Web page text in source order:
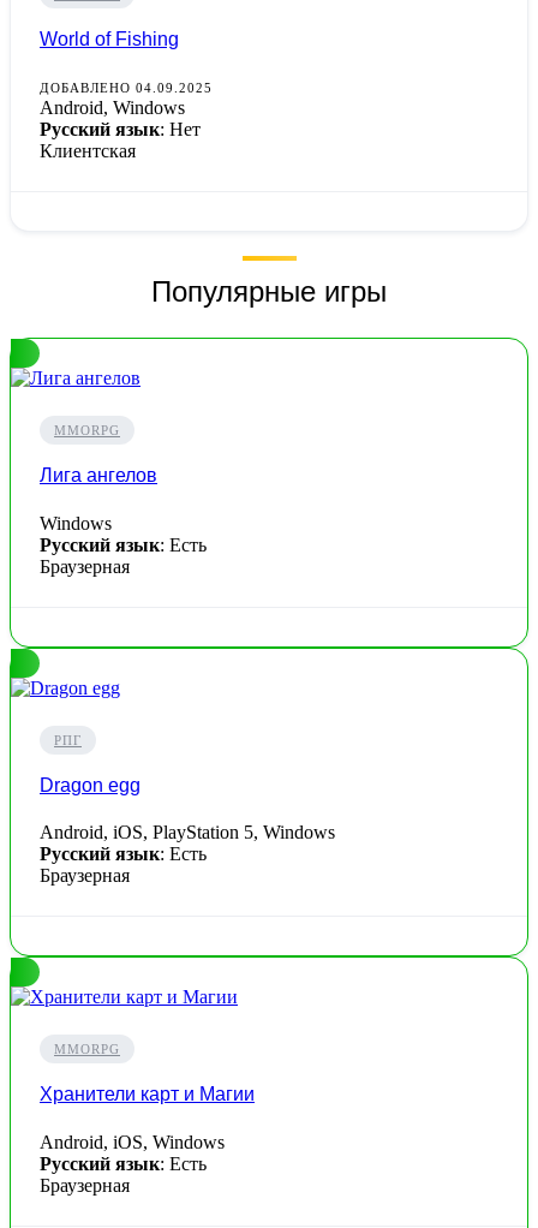
World of Fishing
ДОБАВЛЕНО 04.09.2025
Android, Windows
Русский язык: Нет
Клиентская
Популярные игры
MMORPG
Лига ангелов
Windows
Русский язык: Есть
Браузерная
РПГ
Dragon egg
Android, iOS, PlayStation 5, Windows
Русский язык: Есть
Браузерная
MMORPG
Хранители карт и Магии
Android, iOS, Windows
Русский язык: Есть
Браузерная